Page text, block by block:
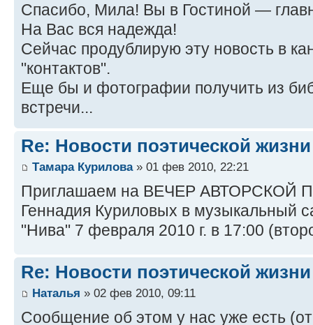
Спасибо, Мила! Вы в Гостиной —
На Вас вся надежда!
Сейчас продублирую эту новость в
"контактов".
Еще бы и фотографии получить из
встречи...
Re: Новости поэтической жизни
Тамара Курилова» 01 фев 2010, 22:21
Приглашаем на ВЕЧЕР АВТОРСКОЙ
Геннадия Куриловых в музыкальный
"Нива" 7 февраля 2010 г. в 17:00
Re: Новости поэтической жизни
Наталья » 02 фев 2010, 09:11
Сообщение об этом у нас уже есть